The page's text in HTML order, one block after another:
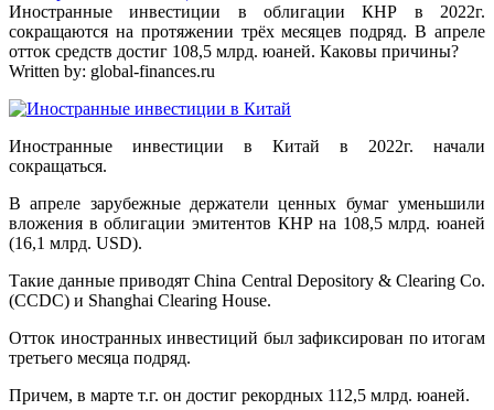
Иностранные инвестиции в облигации КНР в 2022г.
сокращаются на протяжении трёх месяцев подряд. В апреле
отток средств достиг 108,5 млрд. юаней. Каковы причины?
Written by: global-finances.ru
Иностранные инвестиции в Китай в 2022г. начали
сокращаться.
В апреле зарубежные держатели ценных бумаг уменьшили
вложения в облигации эмитентов КНР на 108,5 млрд. юаней
(16,1 млрд. USD).
Такие данные приводят China Central Depository & Clearing Co.
(CCDC) и Shanghai Clearing House.
Отток иностранных инвестиций был зафиксирован по итогам
третьего месяца подряд.
Причем, в марте т.г. он достиг рекордных 112,5 млрд. юаней.